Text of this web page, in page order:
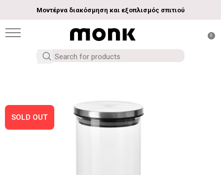
Μοντέρνα διακόσμηση και εξοπλισμός σπιτιού
0
SOLD OUT